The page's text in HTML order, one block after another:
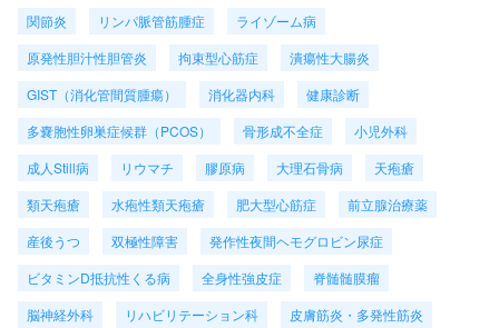
関節炎
リンパ脈管筋腫症
ライゾーム病
原発性胆汁性胆管炎
拘束型心筋症
潰瘍性大腸炎
GIST（消化管間質腫瘍）
消化器内科
健康診断
多嚢胞性卵巣症候群（PCOS）
骨形成不全症
小児外科
成人Still病
リウマチ 膠原病 大理石骨病
天疱瘡
類天疱瘡
水疱性類天疱瘡 肥大型心筋症
前立腺治療薬
産後うつ
双極性障害
発作性夜間ヘモグロビン尿症
ビタミンD抵抗性くる病
全身性強皮症
脊髄髄膜瘤
脳神経外科
リハビリテーション科
皮膚筋炎・多発性筋炎